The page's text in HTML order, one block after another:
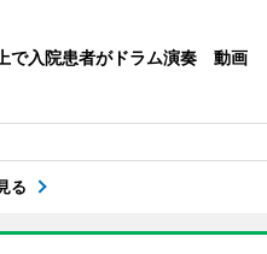
で入院患者がドラム演奏 動画
る